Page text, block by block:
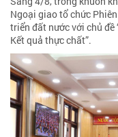
Ngoại giao tổ chức
triển đất nước với chủ đề
Kết quả thực chất”.